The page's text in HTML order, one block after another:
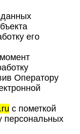
его
Оператору
с пометкой
персональных